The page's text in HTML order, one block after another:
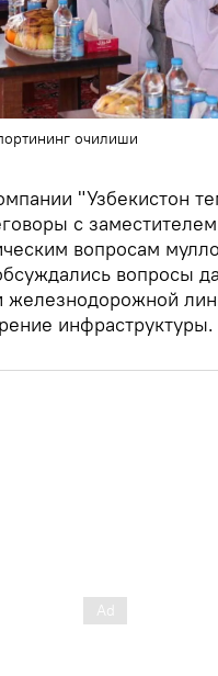
очилиши
"Узбекистон
с
вопросам
вопросы
железнодорожной
инфраструктуры.